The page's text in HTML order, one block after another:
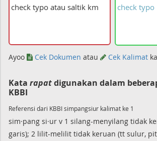
check typo
Ayoo Cek Dokumen atau Cek Kalimat
Kata rapatdigunakan dalam
KBBI
Referensi dari KBBI simpangsiur kalimat ke 1
sim·pang si·ur v 1 silang-menyilang tidak
garis); 2 lilit-melilit tidak keruan (tt sulur,